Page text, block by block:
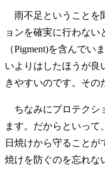
雨不足ということを
ョンを確実に行わな
（Pigment)を含んで
いよりはしたほうが良
きやすいのです。そ
ちなみにプロテクシ
ます。だからといっ
日焼けから守ること
焼けを防ぐのを忘れな